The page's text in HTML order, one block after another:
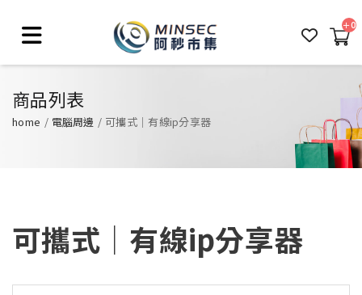
0
商品列表
home 電腦周邊 可攜式│有線ip分享器
可攜式│有線ip分享器